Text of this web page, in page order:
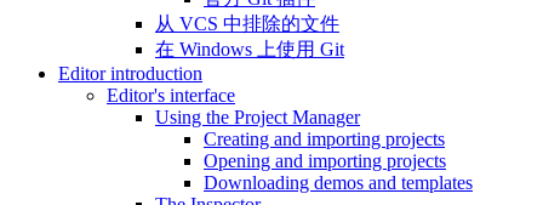
从 VCS 中排除的文件
在 Windows 上使用 Git
Editor introduction
Editor's interface
Using the Project Manager
Creating and importing projects
Opening and importing projects
Downloading demos and templates